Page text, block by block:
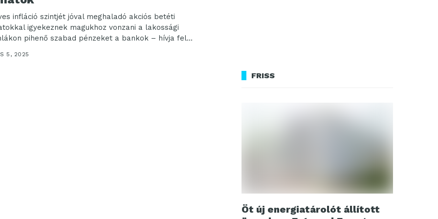
infláció szintjét jóval meghaladó akciós betéti
igyekeznek magukhoz vonzani a lakossági
pihenő szabad pénzeket a bankok – hívja fel...
5, 2025
FRISS
Öt új energiatárolót állított